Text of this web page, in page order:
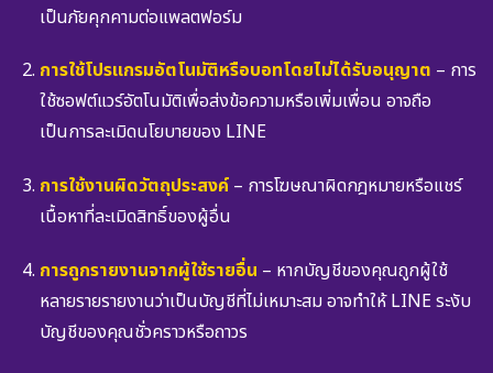
เป็นภัยคุกคามต่อแพลตฟอร์ม
การใช้โปรแกรมอัตโนมัติหรือบอทโดยไม่ได้รับอนุญาต – การ
ใช้ซอฟต์แวร์อัตโนมัติเพื่อส่งข้อความหรือเพิ่มเพื่อน อาจถือ
เป็นการละเมิดนโยบายของ LINE
การใช้งานผิดวัตถุประสงค์– การโฆษณาผิดกฎหมายหรือแชร์
เนื้อหาที่ละเมิดสิทธิ์ของผู้อื่น
การถูกรายงานจากผู้ใช้รายอื่น – หากบัญชีของคุณถูกผู้ใช้
หลายรายรายงานว่าเป็นบัญชีที่ไม่เหมาะสม อาจทำให้ LINE ระงับ
บัญชีของคุณชั่วคราวหรือถาวร